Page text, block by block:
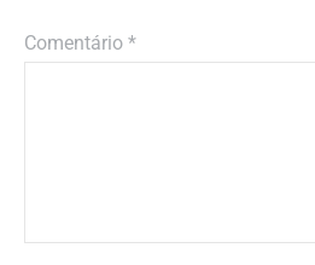
Comentário *